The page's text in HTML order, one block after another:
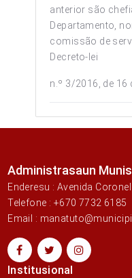
anterior são
Departamento,
comissão de
Decreto-lei
n.º 3/2016, de 16
Administrasaun
Enderesu : Avenida
Telefone : +670 7732 6185
Email :
Institusional